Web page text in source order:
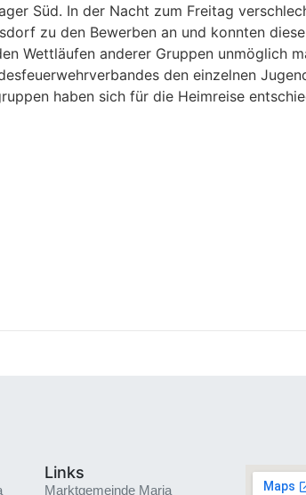
Süd. In der Nacht zum Freitag
zu den Bewerben an und konnten
Wettläufen anderer Gruppen unmöglich
den einzelnen
haben sich für die Heimreise
Links
Marktgemeinde Maria